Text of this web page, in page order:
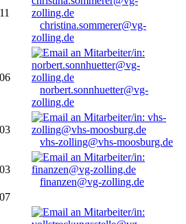
christina.sommerer@vg-
zolling.de
norbert.sonnhuetter@vg-
zolling.de
vhs-zolling@vhs-moosburg.de
finanzen@vg-zolling.de